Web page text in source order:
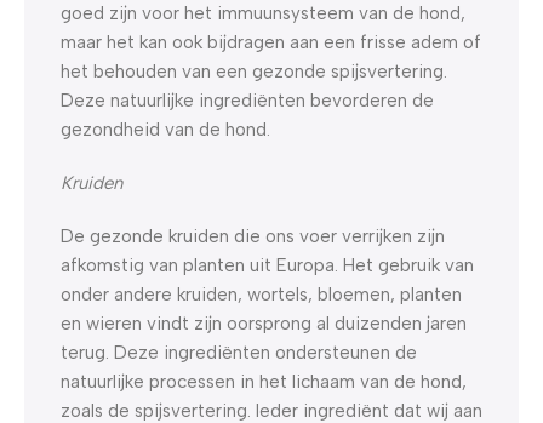
goed zijn voor het immuunsysteem van de hond,
maar het kan ook bijdragen aan een frisse adem of
het behouden van een gezonde spijsvertering.
Deze natuurlijke ingrediënten bevorderen de
gezondheid van de hond.
Kruiden
De gezonde kruiden die ons voer verrijken zijn
afkomstig van planten uit Europa. Het gebruik van
onder andere kruiden, wortels, bloemen, planten
en wieren vindt zijn oorsprong al duizenden jaren
terug. Deze ingrediënten ondersteunen de
natuurlijke processen in het lichaam van de hond,
zoals de spijsvertering. Ieder ingrediënt dat wij aan